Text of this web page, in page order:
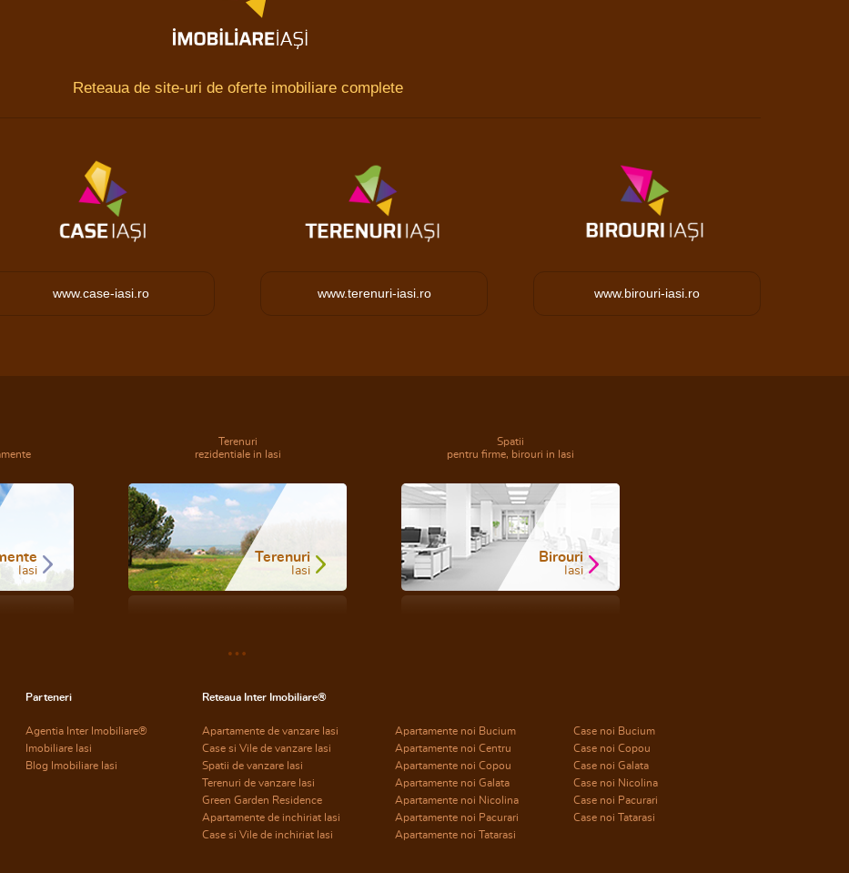
Reteaua de site-uri de oferte imobiliare complete
www.case-iasi.ro www.terenuri-iasi.ro www.birouri-iasi.ro
Iasi
Terenuri
rezidentiale in Iasi
Terenuri
Iasi
Spatii
pentru firme, birouri in Iasi
Birouri
Iasi
Parteneri
Agentia Inter Imobiliare®
Imobiliare Iasi
Blog Imobiliare Iasi
Reteaua Inter Imobiliare®
Apartamente de vanzare Iasi
Case si Vile de vanzare Iasi
Spatii de vanzare Iasi
Terenuri de vanzare Iasi
Green Garden Residence
Apartamente de inchiriat Iasi
Case si Vile de inchiriat Iasi
Apartamente noi Bucium
Apartamente noi Centru
Apartamente noi Copou
Apartamente noi Galata
Apartamente noi Nicolina
Apartamente noi Pacurari
Apartamente noi Tatarasi
Case noi Bucium
Case noi Copou
Case noi Galata
Case noi Nicolina
Case noi Pacurari
Case noi Tatarasi